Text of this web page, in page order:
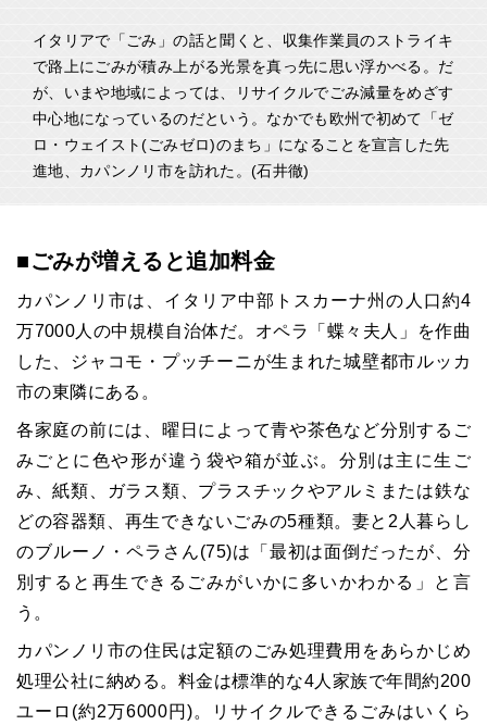
イタリアで「ごみ」の話と聞くと、収集作業員のストライキ
で路上にごみが積み上がる光景を真っ先に思い浮かべる。だ
が、いまや地域によっては、リサイクルでごみ減量をめざす
中心地になっているのだという。なかでも欧州で初めて「ゼ
ロ・ウェイスト(ごみゼロ)のまち」になることを宣言した先
進地、カパンノリ市を訪れた。(石井徹)
■ごみが増えると追加料金
カパンノリ市は、イタリア中部トスカーナ州の人口約4
万7000人の中規模自治体だ。オペラ「蝶々夫人」を作曲
した、ジャコモ・プッチーニが生まれた城壁都市ルッカ
市の東隣にある。
各家庭の前には、曜日によって青や茶色など分別するご
みごとに色や形が違う袋や箱が並ぶ。分別は主に生ご
み、紙類、ガラス類、プラスチックやアルミまたは鉄な
どの容器類、再生できないごみの5種類。妻と2人暮らし
のブルーノ・ペラさん(75)は「最初は面倒だったが、分
別すると再生できるごみがいかに多いかわかる」と言
う。
カパンノリ市の住民は定額のごみ処理費用をあらかじめ
処理公社に納める。料金は標準的な4人家族で年間約200
ユーロ(約2万6000円)。リサイクルできるごみはいくら